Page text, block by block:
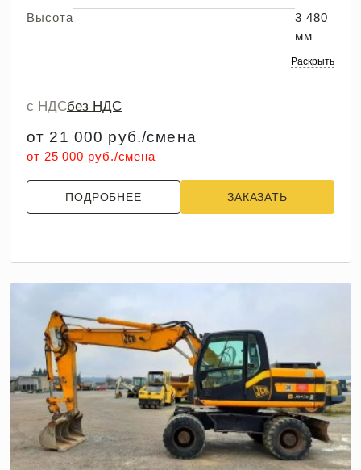
Высота
3 480
мм
Раскрыть
с НДСбез НДС
от 21 000 руб./смена
от 25 000 руб./смена
ПОДРОБНЕЕ ЗАКАЗАТЬ